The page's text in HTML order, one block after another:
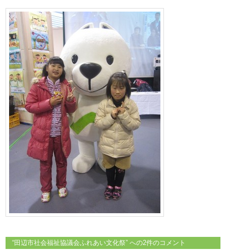
“田辺市社会福祉協議会ふれあい文化祭” への2件のコメント